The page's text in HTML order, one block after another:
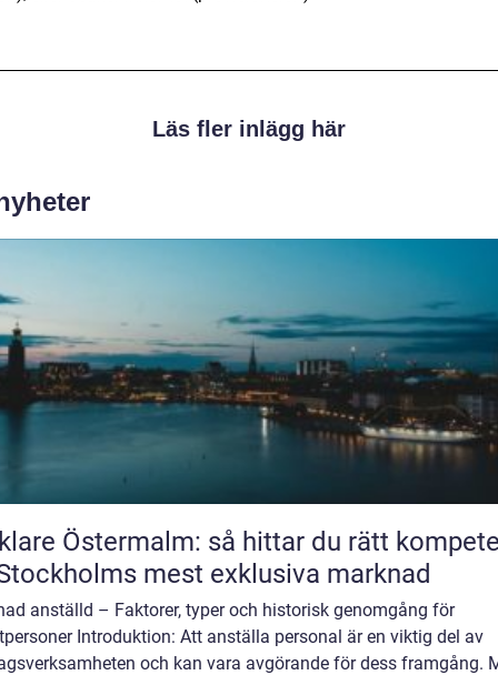
Läs fler inlägg här
Östermalm: så hittar du rätt
mest exklusiva marknad
anställd – Faktorer, typer och historisk genomgång för
Introduktion: Att anställa personal är en viktig del av
och kan vara avgörande för dess framgång.